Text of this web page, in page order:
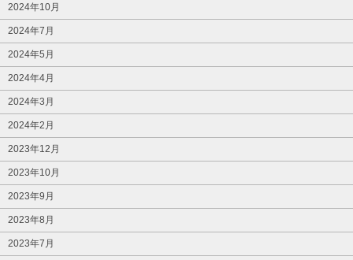
2024年10月
2024年7月
2024年5月
2024年4月
2024年3月
2024年2月
2023年12月
2023年10月
2023年9月
2023年8月
2023年7月